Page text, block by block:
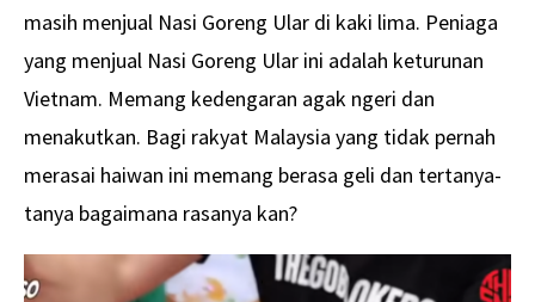
masih menjual Nasi Goreng Ular di kaki lima. Peniaga
yang menjual Nasi Goreng Ular ini adalah keturunan
Vietnam. Memang kedengaran agak ngeri dan
menakutkan. Bagi rakyat Malaysia yang tidak pernah
merasai haiwan ini memang berasa geli dan tertanya-
tanya bagaimana rasanya kan?